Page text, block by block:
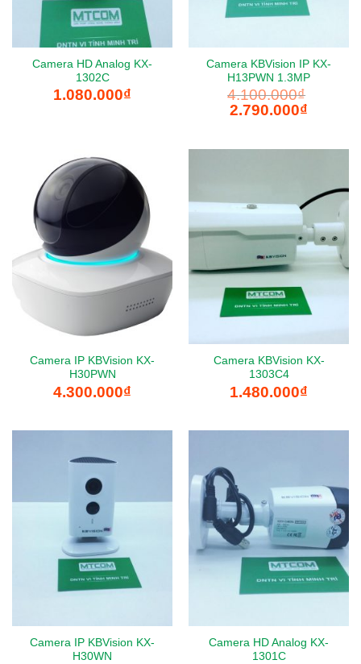
Camera HD Analog KX-
1302C
1.080.000₫
Camera KBVision IP KX-
H13PWN 1.3MP
4.100.000₫
Giá
gốc
2.790.000₫
Camera IP KBVision KX-
H30PWN
4.300.000₫
Camera KBVision KX-
1303C4
1.480.000₫
Camera IP KBVision KX-
H30WN
Camera HD Analog KX-
1301C